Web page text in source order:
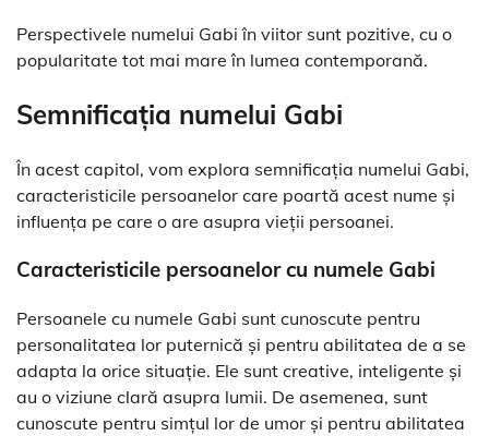
Perspectivele numelui Gabi în viitor sunt pozitive, cu o
popularitate tot mai mare în lumea contemporană.
Semnificația numelui Gabi
În acest capitol, vom explora semnificația numelui Gabi,
caracteristicile persoanelor care poartă acest nume și
influența pe care o are asupra vieții persoanei.
Caracteristicile persoanelor cu numele Gabi
Persoanele cu numele Gabi sunt cunoscute pentru
personalitatea lor puternică și pentru abilitatea de a se
adapta la orice situație. Ele sunt creative, inteligente și
au o viziune clară asupra lumii. De asemenea, sunt
cunoscute pentru simțul lor de umor și pentru abilitatea